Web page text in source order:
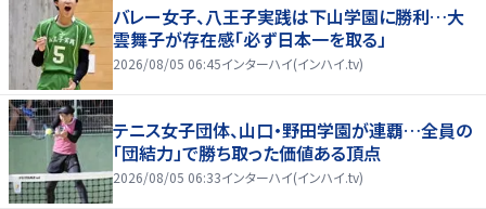
バレー女子、八王子実践は下山学園に勝利…大
雲舞子が存在感「必ず日本一を取る」
2026/08/05 06:45インターハイ(インハイ.tv)
テニス女子団体、山口・野田学園が連覇…全員の
「団結力」で勝ち取った価値ある頂点
2026/08/05 06:33インターハイ(インハイ.tv)